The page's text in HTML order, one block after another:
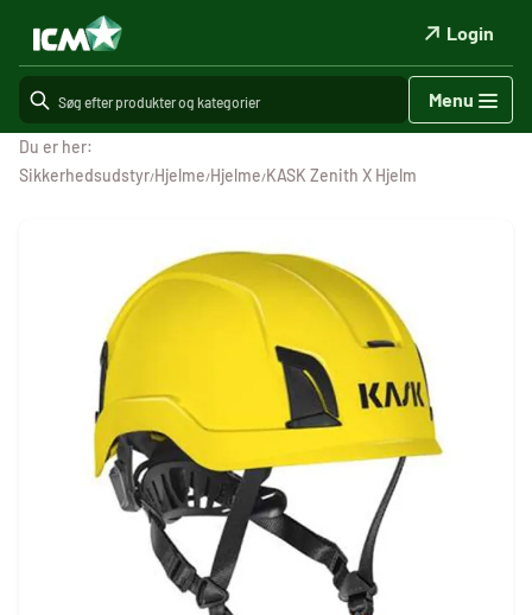
Login
Menu
Du er her:
Sikkerhedsudstyr/Hjelme/Hjelme/KASK Zenith X Hjelm